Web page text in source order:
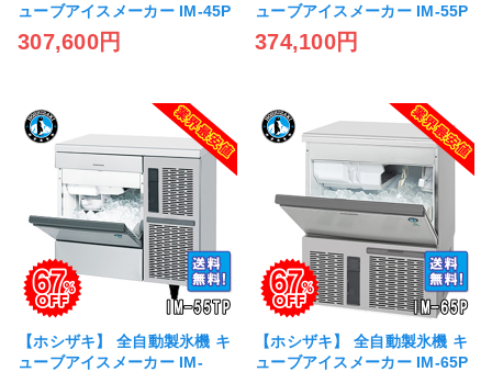
ューブアイスメーカー IM-45P
307,600円
ューブアイスメーカー IM-55P
374,100円
【ホシザキ】 全自動製氷機 キ
ューブアイスメーカー IM-
【ホシザキ】 全自動製氷機 キ
ューブアイスメーカー IM-65P